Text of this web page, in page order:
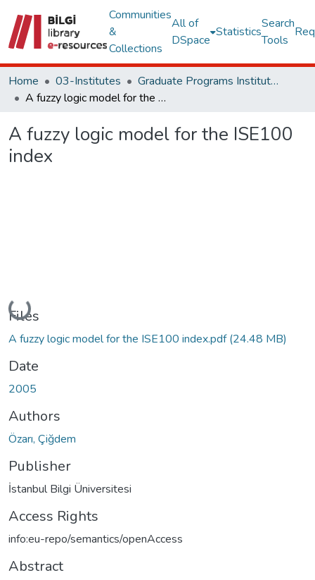
Communities
&
Collections
All of
DSpace
Statistics
Search
Tools
Home 03-Institutes
Graduate Programs Institute Thesis Collection
A fuzzy logic model for the ISE100 index
A fuzzy logic model for the ISE100
index
Loading...
Files
A fuzzy logic model for the ISE100 index.pdf(24.48 MB)
Date
2005
Authors
Özarı, Çiğdem
Publisher
İstanbul Bilgi Üniversitesi
Access Rights
info:eu-repo/semantics/openAccess
Abstract